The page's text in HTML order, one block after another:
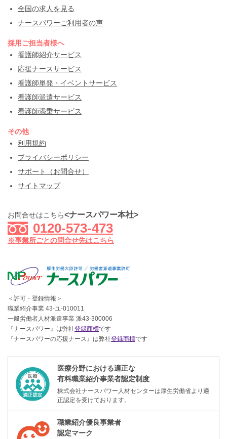
全国の求人を見る
ナースパワーご利用者の声
採用ご担当者様へ
看護師紹介サービス
応援ナースサービス
看護師単発・イベントサービス
看護師派遣サービス
看護師添乗サービス
その他
利用規約
プライバシーポリシー
サポート（お問合せ）
サイトマップ
お問合せはこちら<ナースパワー本社>
0120-573-473
※事業所ごとの問合せ先はこちら
＜許可・登録情報＞
職業紹介事業 43-ユ-010011
一般労働者人材派遣事業 派43-300006
『ナースパワー』は弊社登録商標です
『ナースパワーの応援ナース』は弊社登録商標です
医療分野における適正な
有料職業紹介事業者認定制度
株式会社ナースパワー人材センターは厚生労働省より適
正認定を受けております。
職業紹介優良事業者
認定マーク